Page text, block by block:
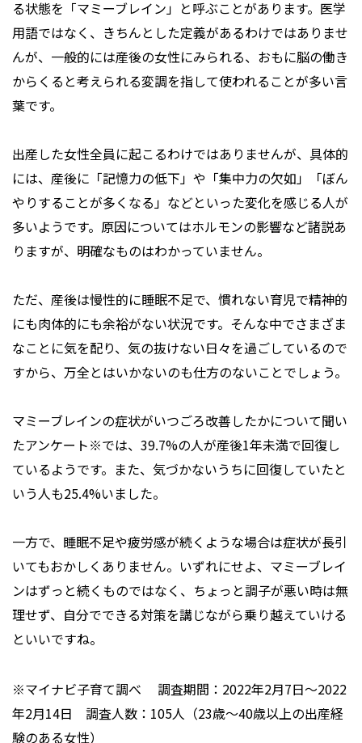
る状態を「マミーブレイン」と呼ぶことがあります。医学
用語ではなく、きちんとした定義があるわけではありませ
んが、一般的には産後の女性にみられる、おもに脳の働き
からくると考えられる変調を指して使われることが多い言
葉です。
出産した女性全員に起こるわけではありませんが、具体的
には、産後に「記憶力の低下」や「集中力の欠如」「ぼん
やりすることが多くなる」などといった変化を感じる人が
多いようです。原因についてはホルモンの影響など諸説あ
りますが、明確なものはわかっていません。
ただ、産後は慢性的に睡眠不足で、慣れない育児で精神的
にも肉体的にも余裕がない状況です。そんな中でさまざま
なことに気を配り、気の抜けない日々を過ごしているので
すから、万全とはいかないのも仕方のないことでしょう。
マミーブレインの症状がいつごろ改善したかについて聞い
たアンケート※では、39.7%の人が産後1年未満で回復し
ているようです。また、気づかないうちに回復していたと
いう人も25.4%いました。
一方で、睡眠不足や疲労感が続くような場合は症状が長引
いてもおかしくありません。いずれにせよ、マミーブレイ
ンはずっと続くものではなく、ちょっと調子が悪い時は無
理せず、自分でできる対策を講じながら乗り越えていける
といいですね。
※マイナビ子育て調べ 調査期間：2022年2月7日～2022
年2月14日 調査人数：105人（23歳〜40歳以上の出産経
験のある女性）